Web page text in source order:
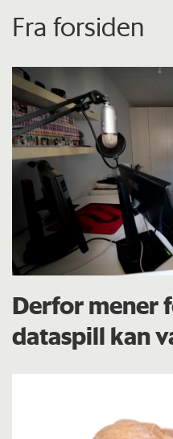
Fra forsiden
Derfor mener
dataspill kan